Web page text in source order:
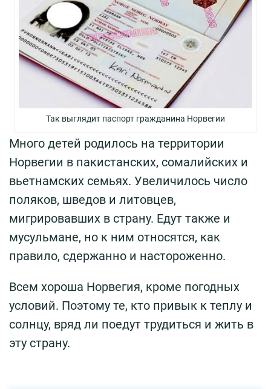
Так выглядит паспорт гражданина Норвегии
Много детей родилось на территории
Норвегии в пакистанских, сомалийских и
вьетнамских семьях. Увеличилось число
поляков, шведов и литовцев,
мигрировавших в страну. Едут также и
мусульмане, но к ним относятся, как
правило, сдержанно и настороженно.
Всем хороша Норвегия, кроме погодных
условий. Поэтому те, кто привык к теплу и
солнцу, вряд ли поедут трудиться и жить в
эту страну.